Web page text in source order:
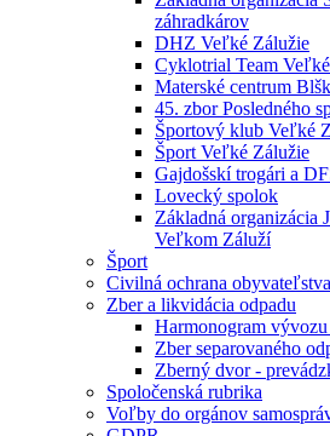
záhradkárov
DHZ Veľké Zálužie
Cyklotrial Team
Materské centrum
45. zbor Posledného
Športový klub Veľké
Šport Veľké Zálužie
Gajdošskí trogári a
Lovecký spolok
Základná organizácia
Veľkom Záluží
Šport
Civilná ochrana obyvateľstva
Zber a likvidácia odpadu
Harmonogram vývozu
Zber separovaného
Zberný dvor -
Spoločenská rubrika
Voľby do orgánov